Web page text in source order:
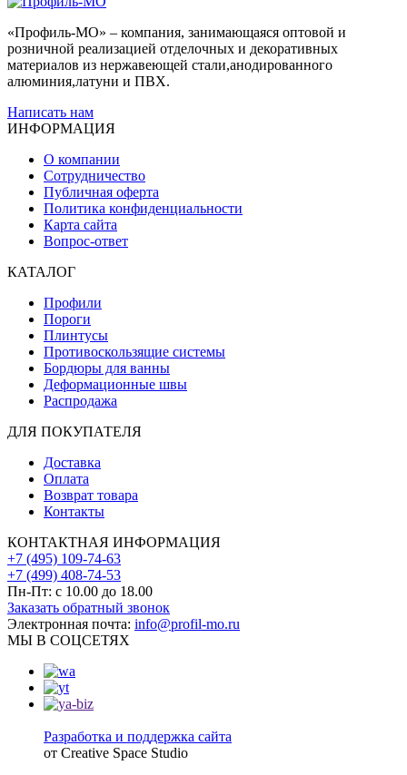
«Профиль-МО» – компания, занимающаяся оптовой и
розничной реализацией отделочных и декоративных
материалов из нержавеющей стали,анодированного
алюминия,латуни и ПВХ.
Написать нам
ИНФОРМАЦИЯ
О компании
Сотрудничество
Публичная оферта
Политика конфиденциальности
Карта сайта
Вопрос-ответ
КАТАЛОГ
Профили
Пороги
Плинтусы
Противоскользящие системы
Бордюры для ванны
Деформационные швы
Распродажа
ДЛЯ ПОКУПАТЕЛЯ
Доставка
Оплата
Возврат товара
Контакты
КОНТАКТНАЯ ИНФОРМАЦИЯ
+7 (495) 109-74-63
+7 (499) 408-74-53
Пн-Пт: с 10.00 до 18.00
Заказать обратный звонок
Электронная почта: info@profil-mo.ru
МЫ В СОЦСЕТЯХ
Разработка и поддержка сайта
от Creative Space Studio